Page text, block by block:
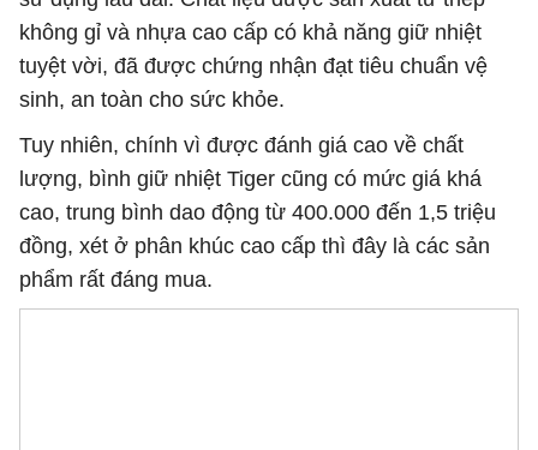
không gỉ và nhựa cao cấp có khả năng giữ nhiệt
tuyệt vời, đã được chứng nhận đạt tiêu chuẩn vệ
sinh, an toàn cho sức khỏe.
Tuy nhiên, chính vì được đánh giá cao về chất
lượng, bình giữ nhiệt Tiger cũng có mức giá khá
cao, trung bình dao động từ 400.000 đến 1,5 triệu
đồng, xét ở phân khúc cao cấp thì đây là các sản
phẩm rất đáng mua.